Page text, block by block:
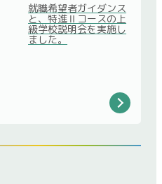
就職希望者ガイダンス
と、特進Ⅱコースの上
級学校説明会を実施し
ました。